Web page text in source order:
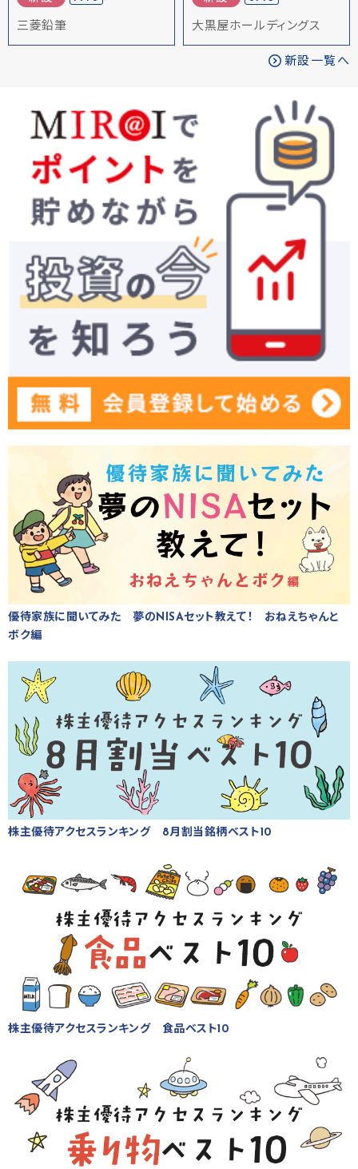
三菱鉛筆 大黒屋ホールディングス
新設一覧へ
優待家族に聞いてみた 夢のNISAセット教えて！ おねえちゃんと
ボク編
株主優待アクセスランキング 8月割当銘柄ベスト10
株主優待アクセスランキング 食品ベスト10